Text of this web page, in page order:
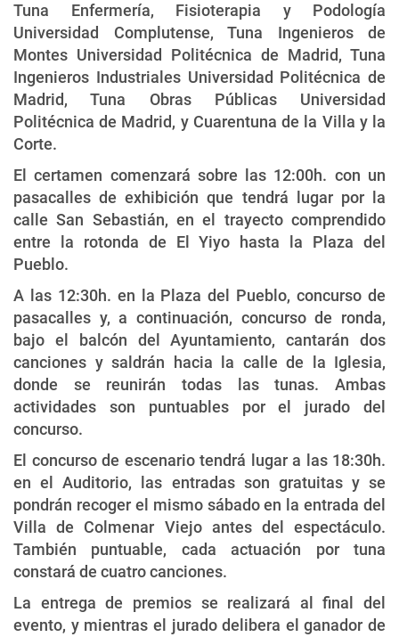
Tuna Enfermería, Fisioterapia y Podología
Universidad Complutense, Tuna Ingenieros de
Montes Universidad Politécnica de Madrid, Tuna
Ingenieros Industriales Universidad Politécnica de
Madrid, Tuna Obras Públicas Universidad
Politécnica de Madrid, y Cuarentuna de la Villa y la
Corte.
El certamen comenzará sobre las 12:00h. con un
pasacalles de exhibición que tendrá lugar por la
calle San Sebastián, en el trayecto comprendido
entre la rotonda de El Yiyo hasta la Plaza del
Pueblo.
A las 12:30h. en la Plaza del Pueblo, concurso de
pasacalles y, a continuación, concurso de ronda,
bajo el balcón del Ayuntamiento, cantarán dos
canciones y saldrán hacia la calle de la Iglesia,
donde se reunirán todas las tunas. Ambas
actividades son puntuables por el jurado del
concurso.
El concurso de escenario tendrá lugar a las 18:30h.
en el Auditorio, las entradas son gratuitas y se
pondrán recoger el mismo sábado en la entrada del
Villa de Colmenar Viejo antes del espectáculo.
También puntuable, cada actuación por tuna
constará de cuatro canciones.
La entrega de premios se realizará al final del
evento, y mientras el jurado delibera el ganador de